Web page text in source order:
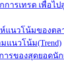
ารเทรด เพื่อไป
ห์แนวโน้มของตล
แนวโน้ม(Trend)
ารของสุดยอดนัก